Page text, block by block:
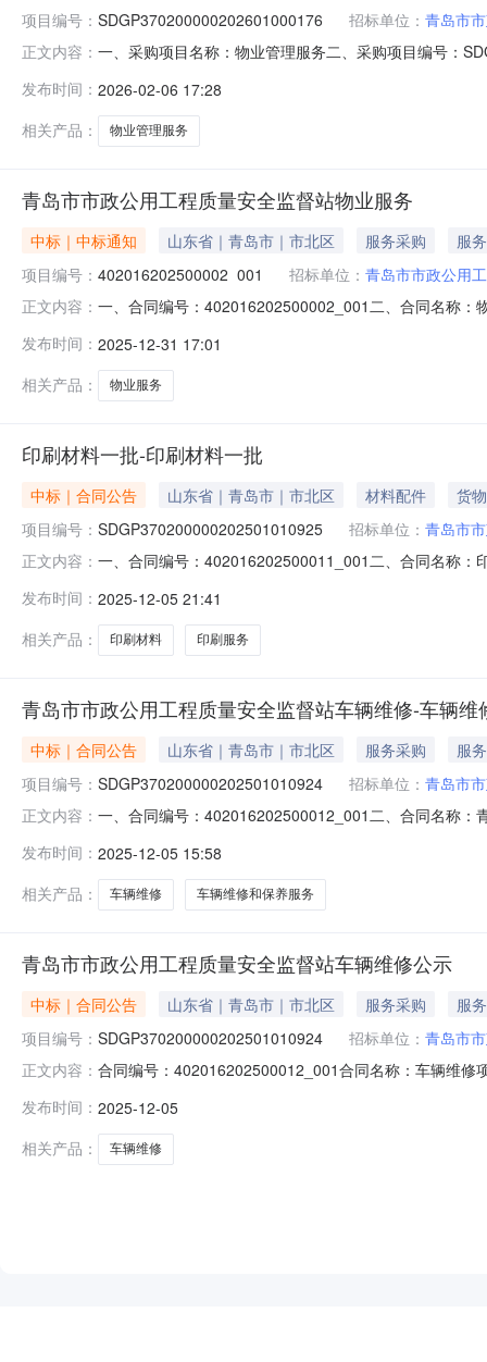
项目编号： SDGP370200000202601000176 招标单位： 青岛市
正文内容： 一、采购项目名称：物业管理服务二、采购项目编号：
采购小组成员：八、项目联系人信息：潘春明联系电话
发布时间： 2026-02-06 17:28
相关产品：
物业管理服务
青岛市市政公用工程质量安全监督站物业服务
中标｜中标通知 山东省｜青岛市｜市北区 服务采购
服务
项目编号： 402016202500002_001 招标单位： 青岛市市政公用
正文内容： 一、合同编号：402016202500002_001二、合同名称：
86669609供应商（乙方）：青岛中房物业管理有限公司
邀请服务对象参与）
发布时间： 2025-12-31 17:01
相关产品：
物业服务
印刷材料一批-印刷材料一批
中标｜合同公告 山东省｜青岛市｜市北区 材料配件
货物
项目编号： SDGP370200000202501010925 招标单位： 青岛市
正文内容： 一、合同编号：402016202500011_001二、合同名称
北区四流南路22号-52幢-1户联系方式：13335015656六
发布时间： 2025-12-05 21:41
相关产品：
印刷材料 印刷服务
青岛市市政公用工程质量安全监督站车辆维修-车辆维
中标｜合同公告 山东省｜青岛市｜市北区 服务采购
服务
项目编号： SDGP370200000202501010924 招标单位： 青岛市
正文内容： 一、合同编号：402016202500012_001二、合同名称
服务有限公司地址：青岛市崂山区金龙17号联系方式：
发布时间： 2025-12-05 15:58
相关产品：
车辆维修 车辆维修和保养服务
青岛市市政公用工程质量安全监督站车辆维修公示
中标｜合同公告 山东省｜青岛市｜市北区 服务采购
服务
项目编号： SDGP370200000202501010924 招标单位： 青岛市
正文内容： 合同编号：402016202500012_001合同名称：车辆维
日期：2025-12-04合同金额：0.332万元主要标的名称
发布时间： 2025-12-05
相关产品：
车辆维修